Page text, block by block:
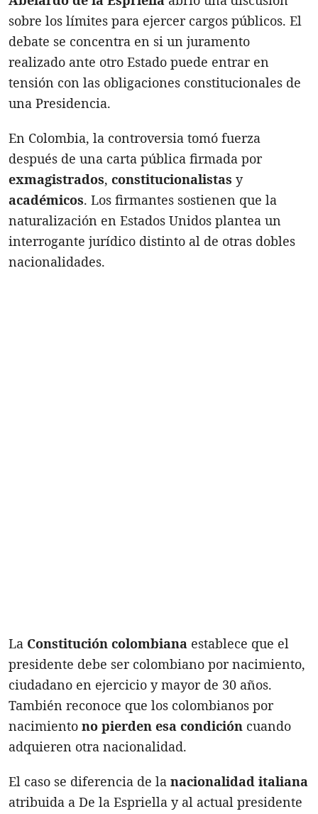
sobre los límites para ejercer cargos públicos. El
debate se concentra en si un juramento
realizado ante otro Estado puede entrar en
tensión con las obligaciones constitucionales de
una Presidencia.
En Colombia, la controversia tomó fuerza
después de una carta pública firmada por
exmagistrados, constitucionalistas y
académicos. Los firmantes sostienen que la
naturalización en Estados Unidos plantea un
interrogante jurídico distinto al de otras dobles
nacionalidades.
La Constitución colombiana establece que el
presidente debe ser colombiano por nacimiento,
ciudadano en ejercicio y mayor de 30 años.
También reconoce que los colombianos por
nacimiento no pierden esa condición cuando
adquieren otra nacionalidad.
El caso se diferencia de la nacionalidad italiana
atribuida a De la Espriella y al actual presidente